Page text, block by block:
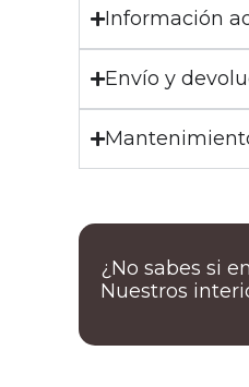
Información
Envío y
¿No sabes si
Nuestros